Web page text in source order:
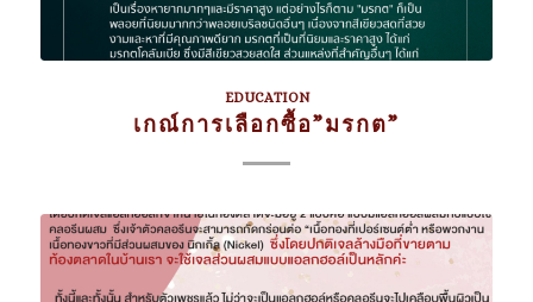
EDUCATION
เกณ์การเลือกซื้อ”มรกต”